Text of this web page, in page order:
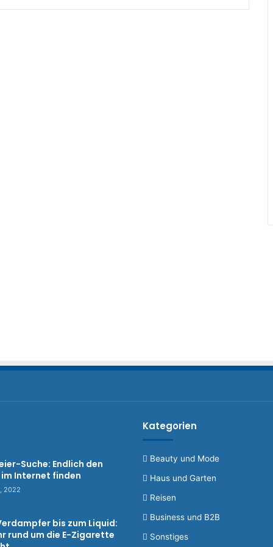
Suche: Endlich den
Internet finden
2022
bis zum Liquid:
rund um die E-Zigarette
Kategorien
Beauty und Mode
Haus und Garten
Reisen
Business und B2B
Sonstiges